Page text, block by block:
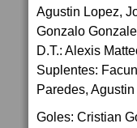
Agustin Lopez,
Gonzalo
D.T.: Alexis
Suplentes:
Paredes,
Goles: Cristian